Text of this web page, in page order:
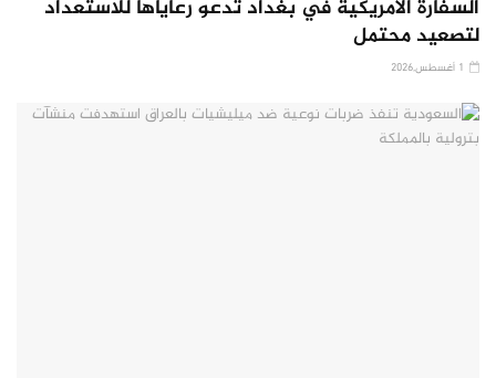
السفارة الأمريكية في بغداد تدعو رعاياها للاستعداد
لتصعيد محتمل